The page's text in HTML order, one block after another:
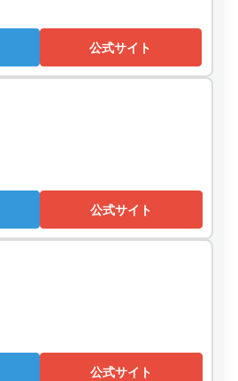
公式サイト
公式サイト
公式サイト